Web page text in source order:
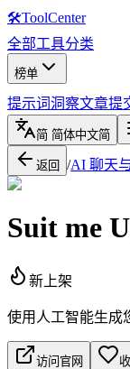
🛠ToolCenter
全部工具分类
榜单
提示词洞察文章提
简 简体中文简
返回 /AI 聊天
Suit me
新上架
使用人工智能生成
访问官网